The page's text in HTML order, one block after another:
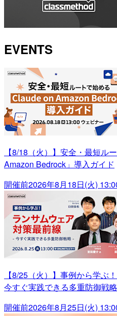
EVENTS
【8/18（火）】安全・最短ル
Amazon Bedrock」導入ガイド
開催前2026年8月18日(火)
【8/25（火）】事例から学ぶ
今すぐ実践できる多重防御戦略
開催前2026年8月25日(火)